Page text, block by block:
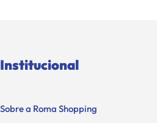
Institucional
Sobre a Roma Shopping